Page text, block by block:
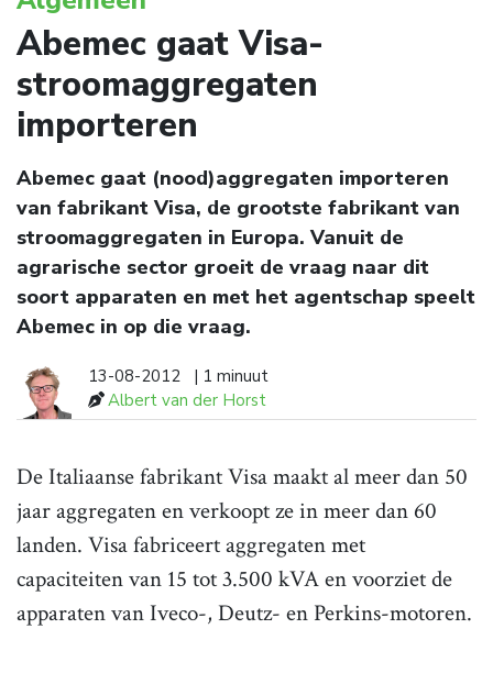
Abemec gaat Visa-
stroomaggregaten
importeren
Abemec gaat (nood)aggregaten importeren
van fabrikant Visa, de grootste fabrikant van
stroomaggregaten in Europa. Vanuit de
agrarische sector groeit de vraag naar dit
soort apparaten en met het agentschap speelt
Abemec in op die vraag.
13-08-2012
| 1 minuut
Albert van der Horst
De Italiaanse fabrikant Visa maakt al meer dan 50
jaar aggregaten en verkoopt ze in meer dan 60
landen. Visa fabriceert aggregaten met
capaciteiten van 15 tot 3.500 kVA en voorziet de
apparaten van Iveco-, Deutz- en Perkins-motoren.